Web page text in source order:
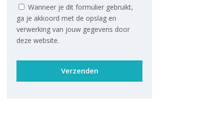
Wanneer je dit formulier gebruikt,
ga je akkoord met de opslag en
verwerking van jouw gegevens door
deze website.